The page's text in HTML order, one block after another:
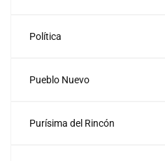
Política
Pueblo Nuevo
Purísima del Rincón